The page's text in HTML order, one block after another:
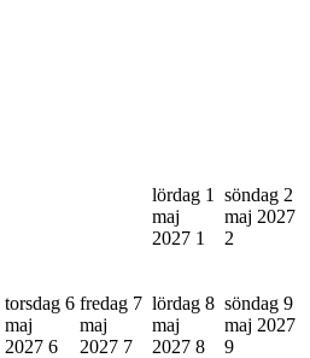
lördag 1
maj
2027 1
söndag 2
maj 2027
2
torsdag 6
maj
2027 6
fredag 7
maj
2027 7
lördag 8
maj
2027 8
söndag 9
maj 2027
9